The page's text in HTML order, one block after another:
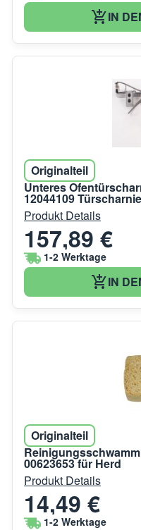
IN
Originalteil
Unteres
12044109
Produkt Details
157,89 €
1-2 Werktage
IN
Originalteil
00623653 für Herd
Produkt Details
14,49 €
1-2 Werktage